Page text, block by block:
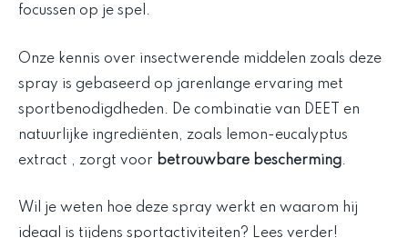
focussen op je spel.
Onze kennis over insectwerende middelen zoals deze
spray is gebaseerd op jarenlange ervaring met
sportbenodigdheden. De combinatie van DEET en
natuurlijke ingrediënten, zoals lemon-eucalyptus
extract , zorgt voor betrouwbare bescherming.
Wil je weten hoe deze spray werkt en waarom hij
ideaal is tijdens sportactiviteiten? Lees verder!